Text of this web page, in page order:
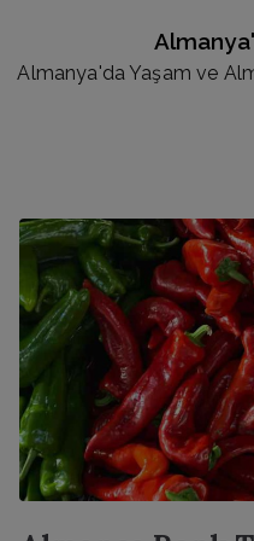
Almanya'da Yaşam ve